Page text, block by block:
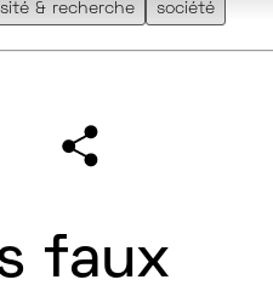
& recherche société
faux